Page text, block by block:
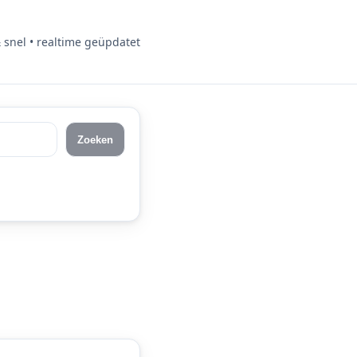
snel • realtime geüpdatet
Zoeken